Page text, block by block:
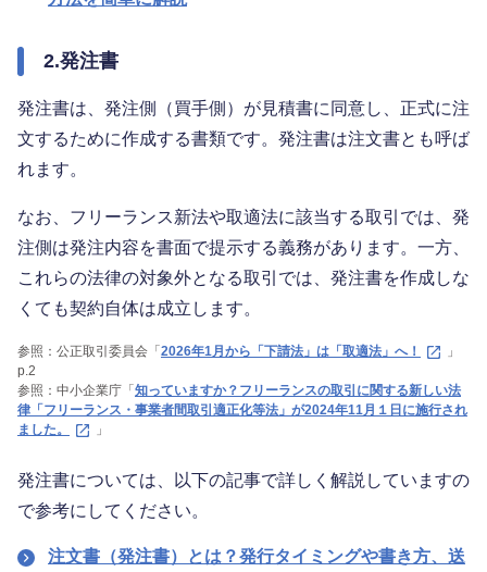
2.発注書
発注書は、発注側（買手側）が見積書に同意し、正式に注
文するために作成する書類です。発注書は注文書とも呼ば
れます。
なお、フリーランス新法や取適法に該当する取引では、発
注側は発注内容を書面で提示する義務があります。一方、
これらの法律の対象外となる取引では、発注書を作成しな
くても契約自体は成立します。
参照：公正取引委員会「 2026年1月から「下請法」は「取適法」へ！
」
p.2
参照：中小企業庁「 知っていますか？フリーランスの取引に関する新しい法
律「フリーランス・事業者間取引適正化等法」が2024年11月１日に施行され
ました。
」
発注書については、以下の記事で詳しく解説していますの
で参考にしてください。
注文書（発注書）とは？発行タイミングや書き方、送